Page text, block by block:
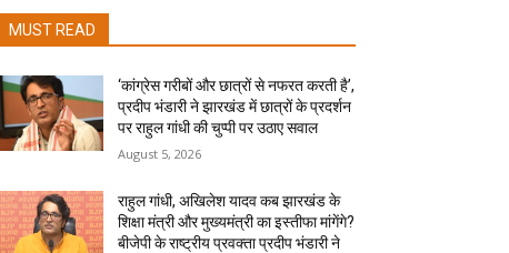
MUST READ
‘कांग्रेस गरीबों और छात्रों से नफरत करती है’,
प्रदीप भंडारी ने झारखंड में छात्रों के प्रदर्शन
पर राहुल गांधी की चुप्पी पर उठाए सवाल
August 5, 2026
राहुल गांधी, अखिलेश यादव कब झारखंड के
शिक्षा मंत्री और मुख्यमंत्री का इस्तीफा मांगेंगे?
बीजेपी के राष्ट्रीय प्रवक्ता प्रदीप भंडारी ने